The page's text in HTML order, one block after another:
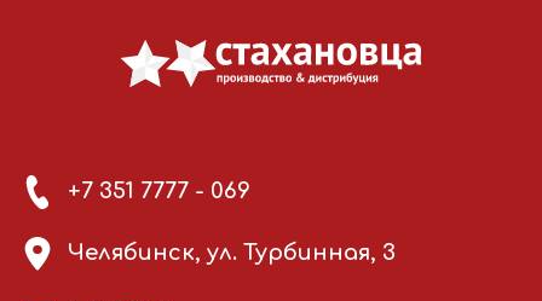
+7 351 7777 - 069
Челябинск, ул. Турбинная, 3